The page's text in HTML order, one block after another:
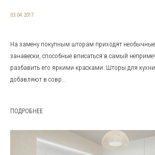
03.04.2017
На замену покупным шторам приходят
занавески, способные вписаться в самый
разбавить его яркими красками. Шторы для
добавляют в совр...
ПОДРОБНЕЕ